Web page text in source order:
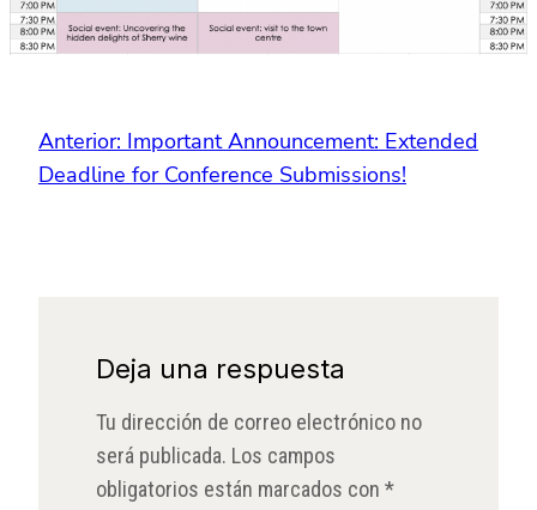
Anterior: Important Announcement: Extended
Deadline for Conference Submissions!
Deja una respuesta
Tu dirección de correo electrónico no
será publicada. Los campos
obligatorios están marcados con *